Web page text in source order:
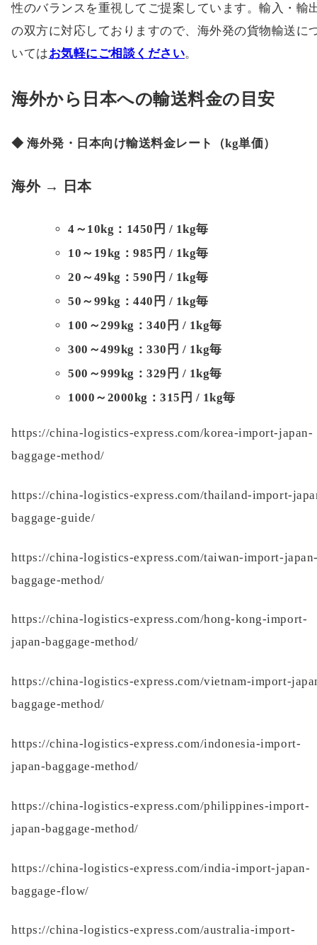
性のバランスを重視してご提案しています。輸入・輸
の双方に対応しておりますので、海外発の貨物輸送に
いてはお気軽にご相談ください。
海外から日本への輸送料金の目安
◆ 海外発・日本向け輸送料金レート（kg単価）
海外 → 日本
4～10kg：1450円 / 1kg毎
10～19kg：985円 / 1kg毎
20～49kg：590円 / 1kg毎
50～99kg：440円 / 1kg毎
100～299kg：340円 / 1kg毎
300～499kg：330円 / 1kg毎
500～999kg：329円 / 1kg毎
1000～2000kg：315円 / 1kg毎
https://china-logistics-express.com/korea-import-japan-
baggage-method/
https://china-logistics-express.com/thailand-import-
baggage-guide/
https://china-logistics-express.com/taiwan-import-
baggage-method/
https://china-logistics-express.com/hong-kong-import-
japan-baggage-method/
https://china-logistics-express.com/vietnam-import-
baggage-method/
https://china-logistics-express.com/indonesia-import-
japan-baggage-method/
https://china-logistics-express.com/philippines-import-
japan-baggage-method/
https://china-logistics-express.com/india-import-japan-
baggage-flow/
https://china-logistics-express.com/australia-import-